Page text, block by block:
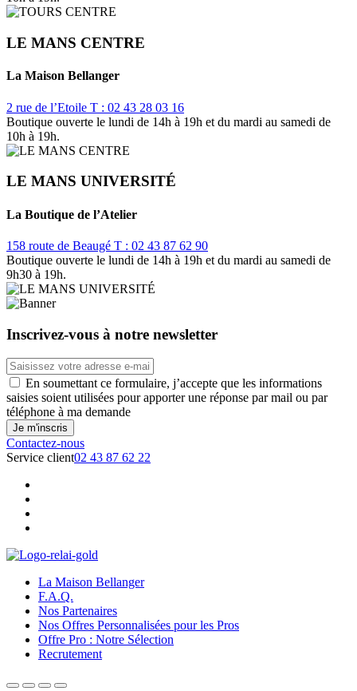
LE MANS CENTRE
La Maison Bellanger
2 rue de l’Etoile T : 02 43 28 03 16
Boutique ouverte le lundi de 14h à 19h et du mardi au samedi de
10h à 19h.
LE MANS UNIVERSITÉ
La Boutique de l’Atelier
158 route de Beaugé T : 02 43 87 62 90
Boutique ouverte le lundi de 14h à 19h et du mardi au samedi de
9h30 à 19h.
Inscrivez-vous à notre newsletter
En soumettant ce formulaire, j’accepte que les informations
saisies soient utilisées pour apporter une réponse par mail ou par
téléphone à ma demande
Contactez-nous
Service client02 43 87 62 22
La Maison Bellanger
F.A.Q.
Nos Partenaires
Nos Offres Personnalisées pour les Pros
Offre Pro : Notre Sélection
Recrutement